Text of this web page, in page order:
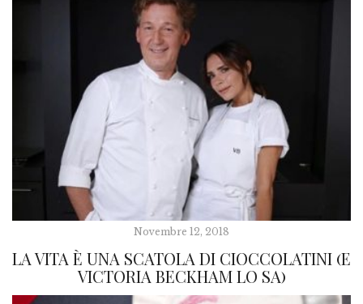
Novembre 12, 2018
LA VITA È UNA SCATOLA DI CIOCCOLATINI (E
VICTORIA BECKHAM LO SA)